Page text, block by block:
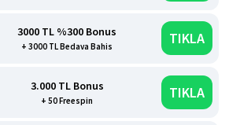
3000 TL %300 Bonus
+ 3000 TL Bedava Bahis TIKLA
3.000 TL Bonus
+ 50 Freespin TIKLA